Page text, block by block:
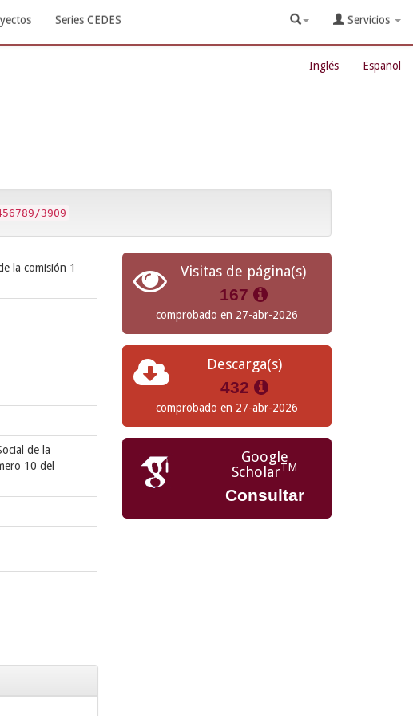
Series CEDES Servicios
Inglés Español
3909
la comisión 1
de la
10 del
Visitas de página(s)
167
comprobado en 27-abr-2026
Descarga(s)
432
comprobado en 27-abr-2026
Google
ScholarTM
Consultar